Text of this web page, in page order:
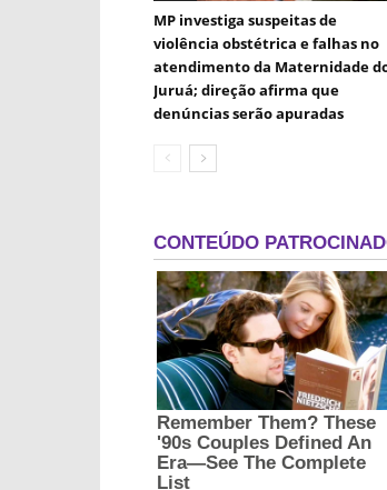
MP investiga suspeitas de
violência obstétrica e falhas no
atendimento da Maternidade
Juruá; direção afirma que
denúncias serão apuradas